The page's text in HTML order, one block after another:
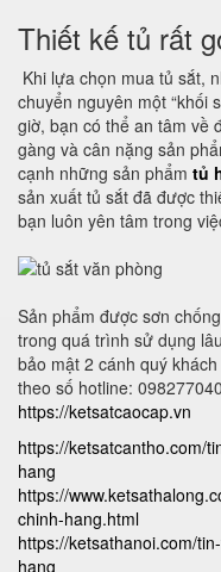
Thiết kế tủ rất
Khi lựa chọn mua tủ sắt,
chuyển nguyên một “khối
giờ, bạn có thể an tâm về
gàng và cân nặng sản
cạnh những sản phẩm tủ
sản xuất tủ sắt đã được
bạn luôn yên tâm trong
Sản phẩm được sơn
trong quá trình sử dụng
bảo mật 2 cánh quý
theo số hotline:
https://ketsatcaocap.vn
https://ketsatcantho.com/
hang
https://
chinh-hang.html
https://ketsathanoi.com/
hang